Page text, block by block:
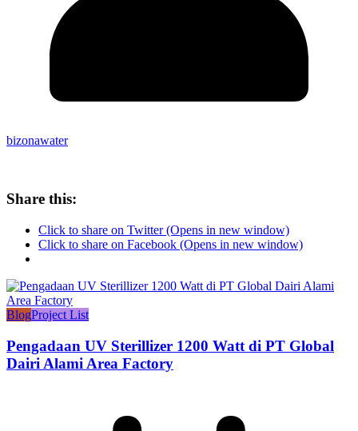
bizonawater
Share this:
Click to share on Twitter (Opens in new window)
Click to share on Facebook (Opens in new window)
BlogProject List
Pengadaan UV Sterillizer 1200 Watt di PT Global
Dairi Alami Area Factory